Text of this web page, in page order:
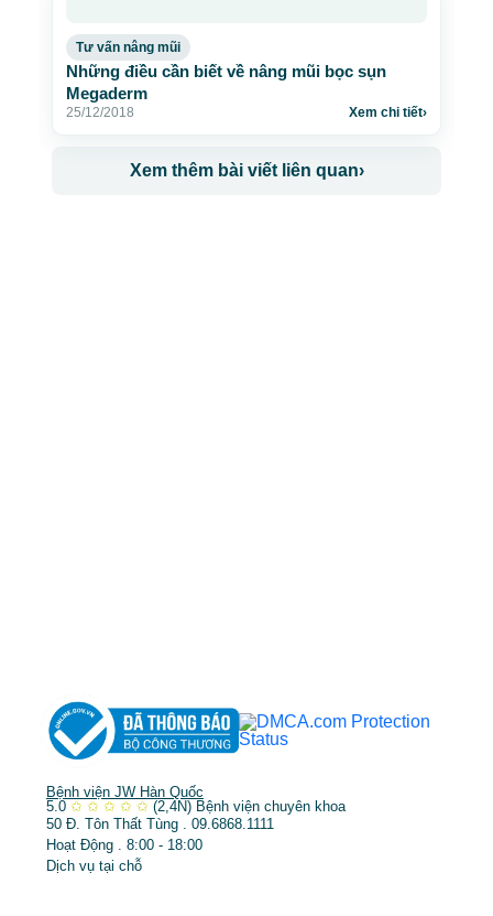
Tư vấn nâng mũi
Những điều cần biết về nâng mũi bọc sụn
Megaderm
25/12/2018 Xem chi tiết›
Xem thêm bài viết liên quan›
Bệnh viện JW Hàn Quốc
5.0 ✩ ✩ ✩ ✩ ✩ (2,4N) Bệnh viện chuyên khoa
50 Đ. Tôn Thất Tùng . 09.6868.1111
Hoạt Động . 8:00 - 18:00
Dịch vụ tại chỗ